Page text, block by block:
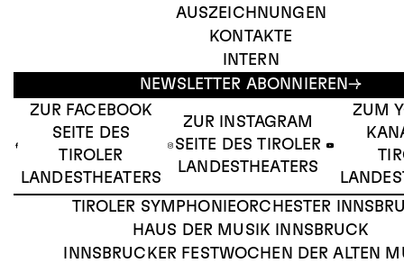
AUSZEICHNUNGEN
KONTAKTE
INTERN
NEWSLETTER ABONNIEREN
ZUR FACEBOOK
SEITE DES
TIROLER
LANDESTHEATERS
ZUR INSTAGRAM
SEITE DES TIROLER
LANDESTHEATERS
ZUM
TIROLER SYMPHONIEORCHESTER
HAUS DER MUSIK INNSBRUCK
INNSBRUCKER FESTWOCHEN DER ALTEN